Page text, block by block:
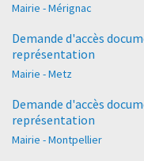
Mairie - Mérignac
Demande d'accès
représentation
Mairie - Metz
Demande d'accès
représentation
Mairie - Montpellier